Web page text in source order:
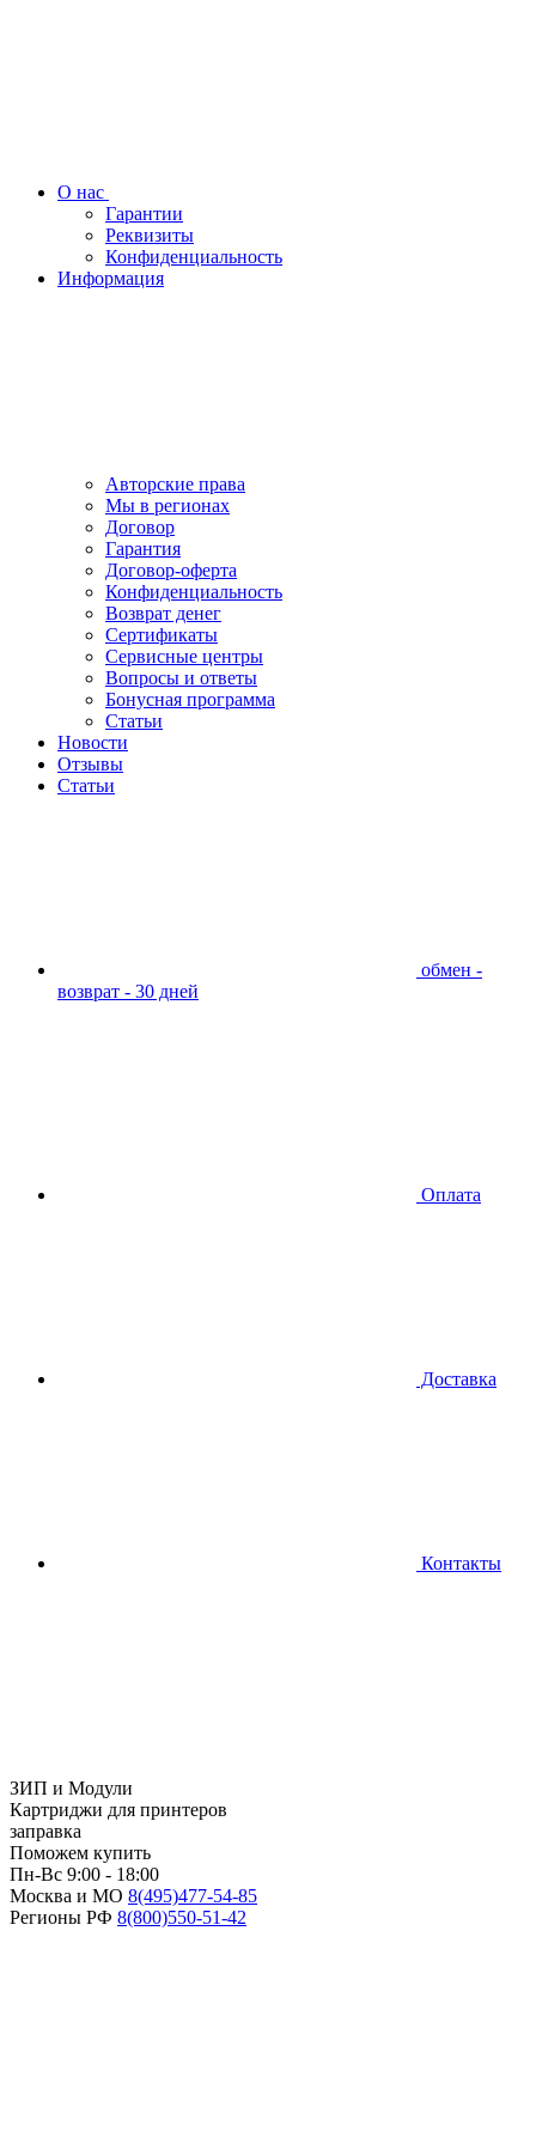
О нас
Гарантии
Реквизиты
Конфиденциальность
Информация
Авторские права
Мы в регионах
Договор
Гарантия
Договор-оферта
Конфиденциальность
Возврат денег
Сертификаты
Сервисные центры
Вопросы и ответы
Бонусная программа
Статьи
Новости
Отзывы
Статьи
обмен -
возврат - 30 дней
Оплата
Доставка
Контакты
ЗИП и Модули
Картриджи для принтеров
заправка
Поможем купить
Пн-Вс 9:00 - 18:00
Москва и МО 8(495)477-54-85
Регионы РФ 8(800)550-51-42